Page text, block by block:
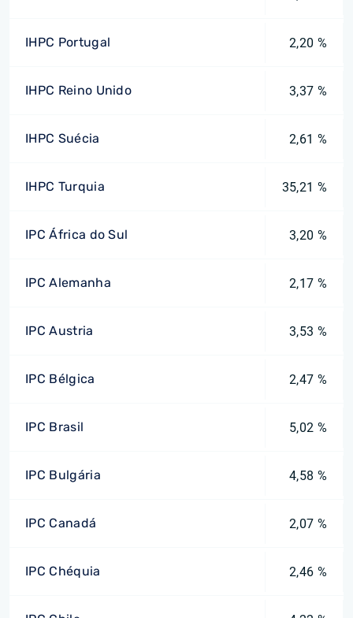
IHPC Portugal 2,20 %
IHPC Reino Unido 3,37 %
IHPC Suécia 2,61 %
IHPC Turquia 35,21 %
IPC África do Sul 3,20 %
IPC Alemanha 2,17 %
IPC Austria 3,53 %
IPC Bélgica 2,47 %
IPC Brasil 5,02 %
IPC Bulgária 4,58 %
IPC Canadá 2,07 %
IPC Chéquia 2,46 %